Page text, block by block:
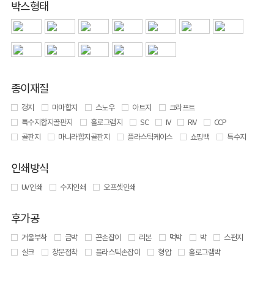
박스형태
종이재질
갱지 마마합지 스노우 아트지
크라프트
특수지합지골판지
홀로그램지 SC IV RIV
CCP
골판지
마니라합지골판지 플라스틱케이스 쇼핑백 특수지
인쇄방식
UV 인쇄 수지인쇄 오프셋인쇄
후가공
거울부착 금박 끈손잡이 리본 먹박 박
스펀지
실크
창문접착 플라스틱손잡이 형압 홀로그램박